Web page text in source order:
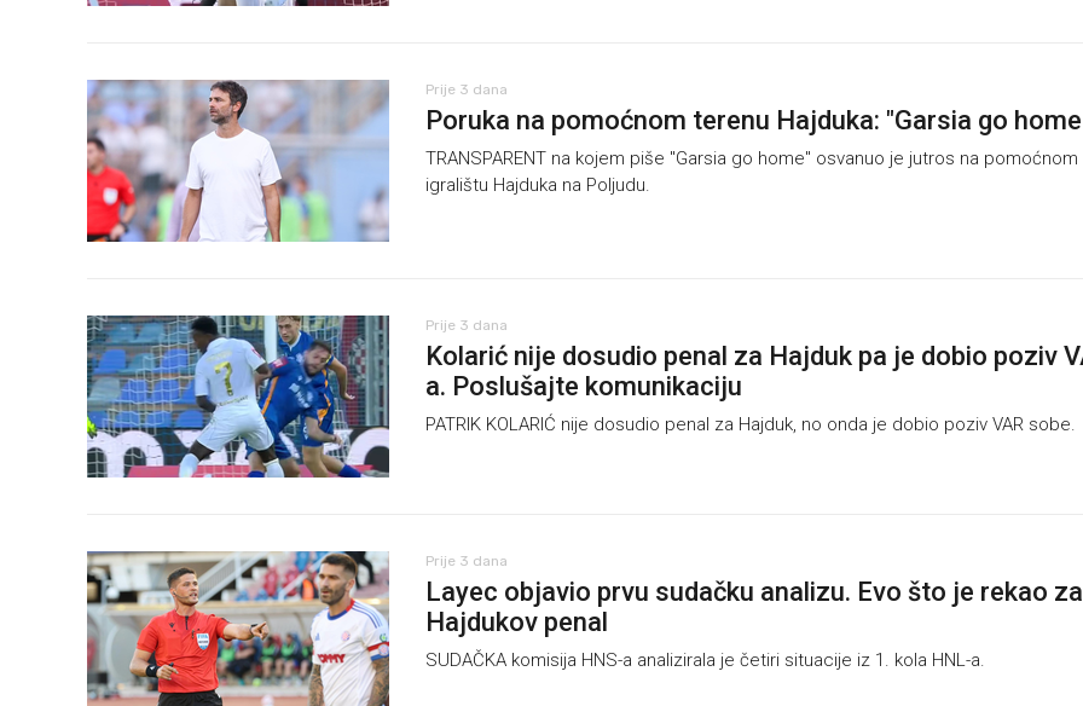
Prije 3 dana
Poruka na pomoćnom terenu Hajduka: "Garsia go
TRANSPARENT na kojem piše "Garsia go home" osvanuo je jutros na pomoćnom
igralištu Hajduka na Poljudu.
Prije 3 dana
Kolarić nije dosudio penal za Hajduk pa je dobio poziv
a. Poslušajte komunikaciju
PATRIK KOLARIĆ nije dosudio penal za Hajduk, no onda je dobio poziv VAR sobe.
Prije 3 dana
Layec objavio prvu sudačku analizu. Evo što je rekao za
Hajdukov penal
SUDAČKA komisija HNS-a analizirala je četiri situacije iz 1. kola HNL-a.